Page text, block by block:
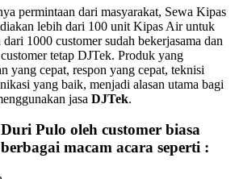
permintaan dari masyarakat, Sewa Kipas
lebih dari 100 unit Kipas Air untuk
1000 customer sudah bekerjasama dan
tetap DJTek. Produk yang
yang cepat, respon yang cepat, teknisi
yang baik, menjadi alasan utama bagi
jasa DJTek.
Pulo oleh customer biasa
macam acara seperti :